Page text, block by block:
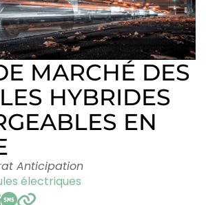
MARCHÉ DES
HYBRIDES
EN
Anticipation
électriques